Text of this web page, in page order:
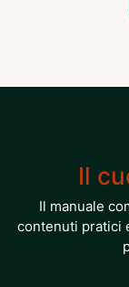
Il
Il manuale
contenuti pratici